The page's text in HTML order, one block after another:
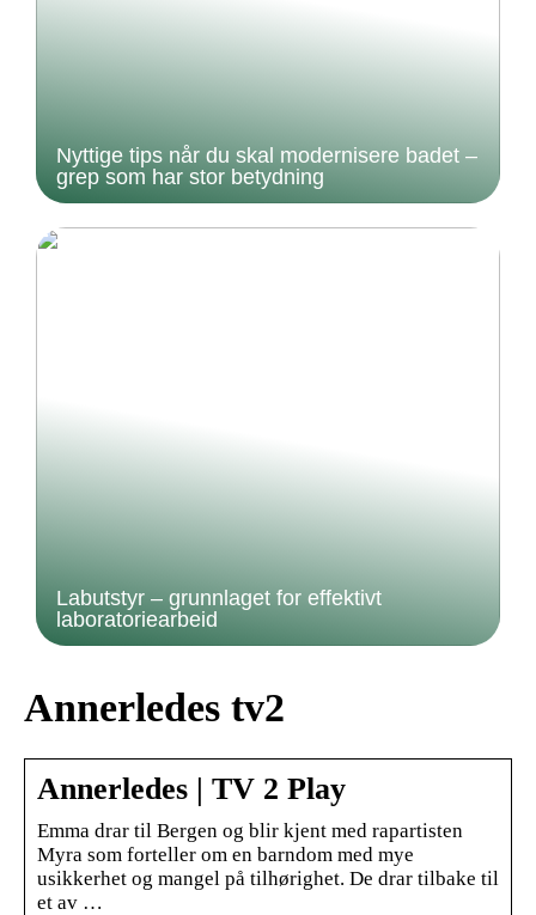
Nyttige tips når du skal modernisere badet –
grep som har stor betydning
Labutstyr – grunnlaget for effektivt
laboratoriearbeid
Annerledes tv2
Annerledes | TV 2 Play
Emma drar til Bergen og blir kjent med rapartisten
Myra som forteller om en barndom med mye
usikkerhet og mangel på tilhørighet. De drar tilbake til
et av …